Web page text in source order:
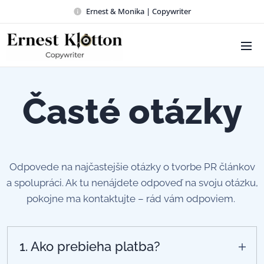
Ernest & Monika | Copywriter
Časté otázky
Odpovede na najčastejšie otázky o tvorbe PR článkov
a spolupráci. Ak tu nenájdete odpoveď na svoju otázku,
pokojne ma kontaktujte – rád vám odpoviem.
1. Ako prebieha platba?